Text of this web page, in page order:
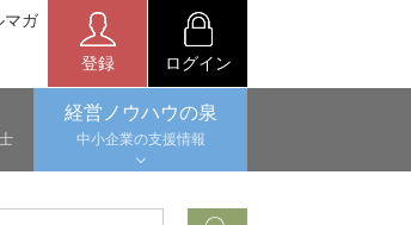
マガ
登録 ログイン
経営ノウハウの泉
中小企業の支援情報